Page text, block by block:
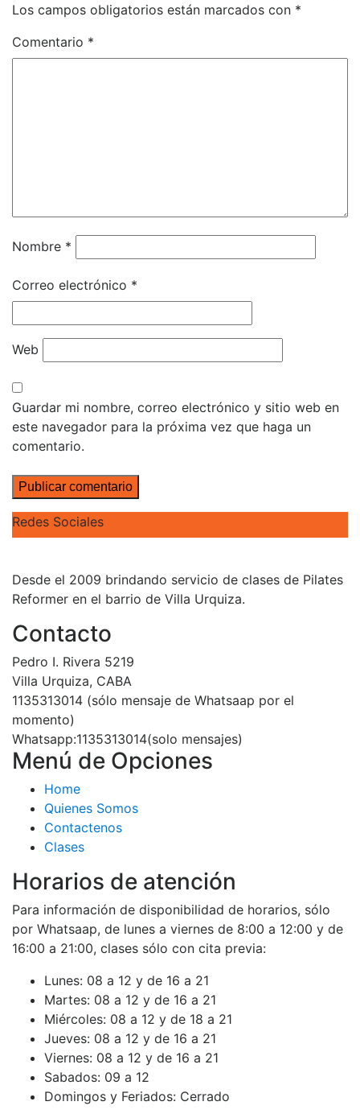
Los campos obligatorios están marcados con *
Comentario *
Nombre *
Correo electrónico *
Web
Guardar mi nombre, correo electrónico y sitio web en
este navegador para la próxima vez que haga un
comentario.
Redes Sociales
Desde el 2009 brindando servicio de clases de Pilates
Reformer en el barrio de Villa Urquiza.
Contacto
Pedro I. Rivera 5219
Villa Urquiza, CABA
1135313014 (sólo mensaje de Whatsaap por el
momento)
Whatsapp:1135313014(solo mensajes)
Menú de Opciones
Home
Quienes Somos
Contactenos
Clases
Horarios de atención
Para información de disponibilidad de horarios, sólo
por Whatsaap, de lunes a viernes de 8:00 a 12:00 y de
16:00 a 21:00, clases sólo con cita previa:
Lunes: 08 a 12 y de 16 a 21
Martes: 08 a 12 y de 16 a 21
Miércoles: 08 a 12 y de 18 a 21
Jueves: 08 a 12 y de 16 a 21
Viernes: 08 a 12 y de 16 a 21
Sabados: 09 a 12
Domingos y Feriados: Cerrado